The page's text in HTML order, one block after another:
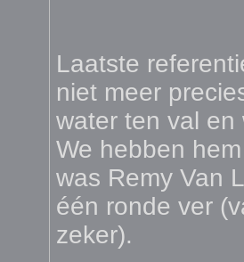
Laatste
niet meer
water ten val
We hebben
was Remy Van
één ronde ver
zeker).